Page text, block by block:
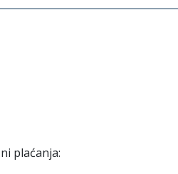
plaćanja: